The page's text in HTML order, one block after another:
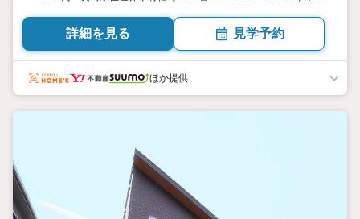
詳細を見る 見学予約
ほか提供